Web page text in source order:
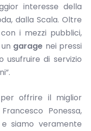
interesse della
dalla Scala. Oltre
i mezzi pubblici,
garage nei pressi
usufruire di servizio
offrire il miglior
Ponessa,
siamo veramente